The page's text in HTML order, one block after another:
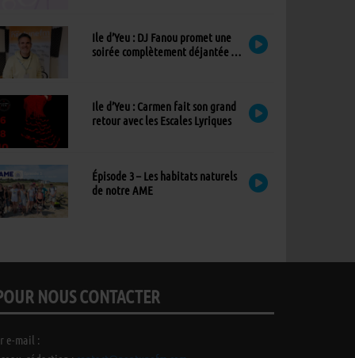
Ile d’Yeu : DJ Fanou promet une
soirée complètement déjantée à
Ile d’Yeu : Carmen fait son grand
retour avec les Escales Lyriques
Épisode 3 – Les habitats naturels
de notre AME
NOUS CONTACTER
e-mail :